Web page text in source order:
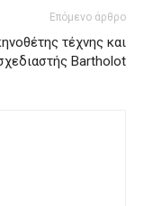
Επόμενο άρθρο
τέχνης και
Bartholot